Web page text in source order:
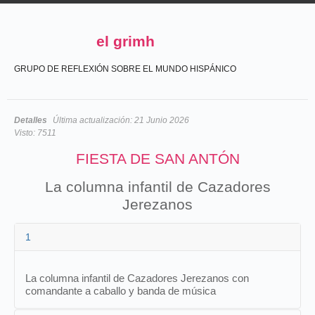
el grimh
GRUPO DE REFLEXIÓN SOBRE EL MUNDO HISPÁNICO
Detalles Última actualización: 21 Junio 2026
Visto: 7511
FIESTA DE SAN ANTÓN
La columna infantil de Cazadores
Jerezanos
1
La columna infantil de Cazadores Jerezanos con
comandante a caballo y banda de música